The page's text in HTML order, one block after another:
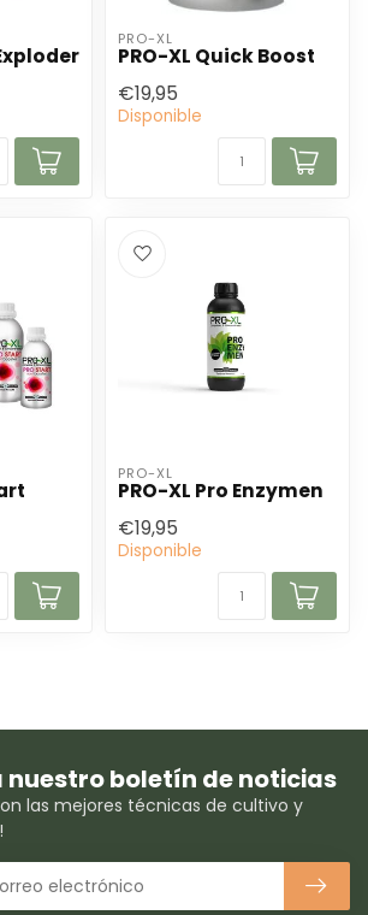
PRO-XL
PRO-XL Quick Boost
€19,95
Disponible
PRO-XL
PRO-XL Pro Enzymen
€19,95
Disponible
nuestro boletín de noticias
las mejores técnicas de cultivo y